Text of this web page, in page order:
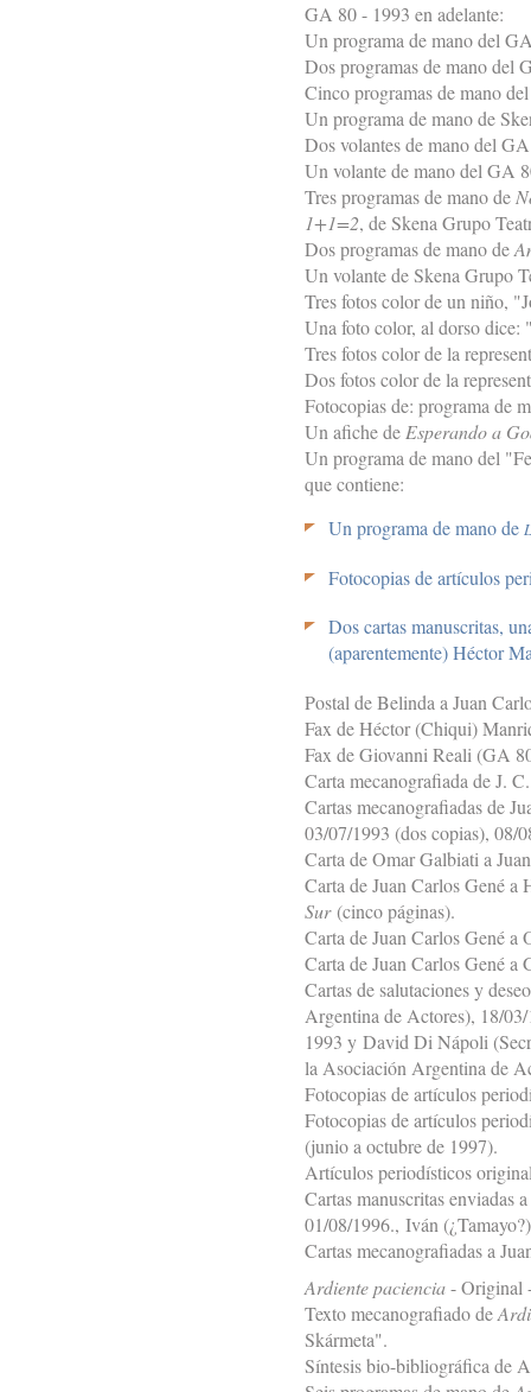
GA 80 - 1993 en adelante:
Un programa de mano del
Dos programas de mano del
Cinco programas de mano
Un programa de mano de
Dos volantes de mano del
Un volante de mano del GA
Tres programas de mano de
1+1=2, de Skena Grupo
Dos programas de mano de
Un volante de Skena Grupo
Tres fotos color de un niño,
Una foto color, al dorso dice:
Tres fotos color de la
Dos fotos color de la
Fotocopias de: programa de
Un afiche de Esperando a
Un programa de mano del
que contiene:
Un programa de mano de
Fotocopias de artículos
Dos cartas manuscritas,
(aparentemente) Héctor
Postal de Belinda a Juan
Fax de Héctor (Chiqui)
Fax de Giovanni Reali (GA
Carta mecanografiada de J.
Cartas mecanografiadas de
03/07/1993 (dos copias), 08/
Carta de Omar Galbiati a
Carta de Juan Carlos Gené
Sur(cinco páginas).
Carta de Juan Carlos Gené
Carta de Juan Carlos Gené
Cartas de salutaciones y
Argentina de Actores), 18/
1993 y David Di Nápoli
la Asociación Argentina de
Fotocopias de artículos
Fotocopias de artículos
(junio a octubre de 1997).
Artículos periodísticos
Cartas manuscritas enviadas
01/08/1996., Iván
Cartas mecanografiadas a
Ardiente paciencia- Original
Texto mecanografiado de
Skármeta".
Síntesis bio-bibliográfica de